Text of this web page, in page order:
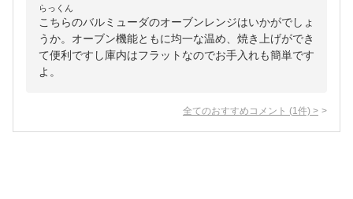
らっくん
こちらのバルミューダのオーブンレンジはいかがでしょ
うか。オーブン機能ともに均一な温め、焼き上げができ
て便利ですし庫内はフラットなのでお手入れも簡単です
よ。
全てのおすすめコメント (1 件) >